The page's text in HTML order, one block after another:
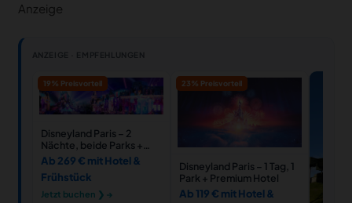
Anzeige
ANZEIGE · EMPFEHLUNGEN
19% Preisvorteil
Disneyland Paris – 2
Nächte, beide Parks +
Hotel
Ab 269 € mit Hotel &
Frühstück
Jetzt buchen ❯ →
23% Preisvorteil
Disneyland Paris – 1 Tag, 1
Park + Premium Hotel
Ab 119 € mit Hotel &